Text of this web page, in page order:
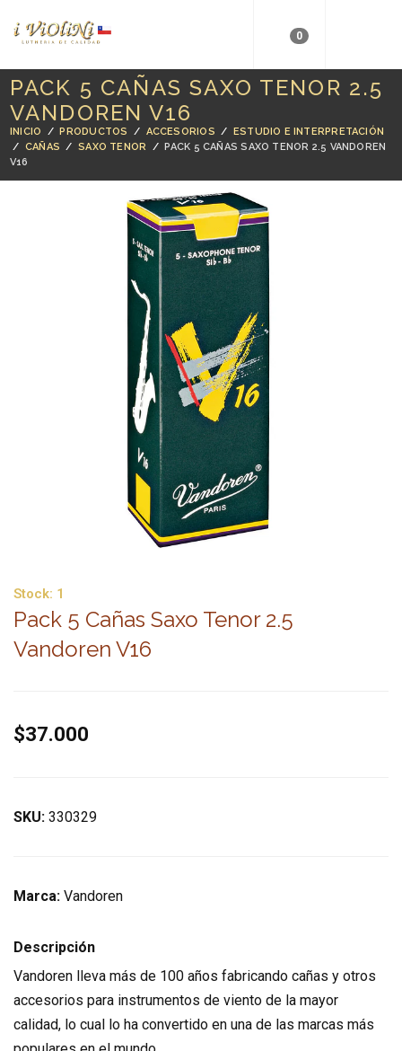
0
PACK 5 CAÑAS SAXO TENOR 2.5
VANDOREN V16
INICIO /PRODUCTOS / ACCESORIOS / ESTUDIO E INTERPRETACIÓN
/ CAÑAS /SAXO TENOR /PACK 5 CAÑAS SAXO TENOR 2.5 VANDOREN
V16
Stock: 1
Pack 5 Cañas Saxo Tenor 2.5
Vandoren V16
$37.000
SKU: 330329
Marca: Vandoren
Descripción
Vandoren lleva más de 100 años fabricando cañas y otros
accesorios para instrumentos de viento de la mayor
calidad, lo cual lo ha convertido en una de las marcas más